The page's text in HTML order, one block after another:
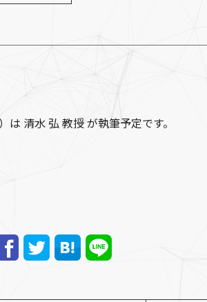
は 清水 弘 教授 が執筆予定です。